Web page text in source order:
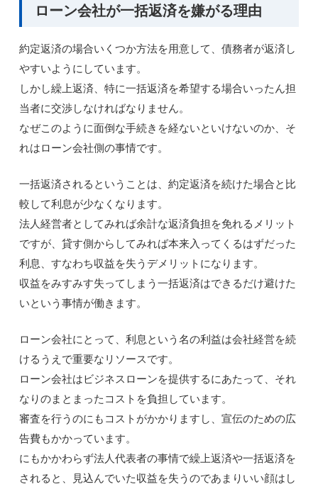
ローン会社が一括返済を嫌がる理由
約定返済の場合いくつか方法を用意して、債務者が返済し
やすいようにしています。
しかし繰上返済、特に一括返済を希望する場合いったん担
当者に交渉しなければなりません。
なぜこのように面倒な手続きを経ないといけないのか、そ
れはローン会社側の事情です。
一括返済されるということは、約定返済を続けた場合と比
較して利息が少なくなります。
法人経営者としてみれば余計な返済負担を免れるメリット
ですが、貸す側からしてみれば本来入ってくるはずだった
利息、すなわち収益を失うデメリットになります。
収益をみすみす失ってしまう一括返済はできるだけ避けた
いという事情が働きます。
ローン会社にとって、利息という名の利益は会社経営を続
けるうえで重要なリソースです。
ローン会社はビジネスローンを提供するにあたって、それ
なりのまとまったコストを負担しています。
審査を行うのにもコストがかかりますし、宣伝のための広
告費もかかっています。
にもかかわらず法人代表者の事情で繰上返済や一括返済を
されると、見込んでいた収益を失うのであまりいい顔はし